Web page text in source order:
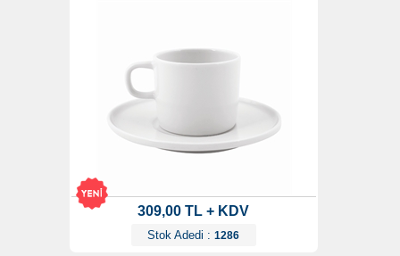
309,00 TL + KDV
Stok Adedi : 1286